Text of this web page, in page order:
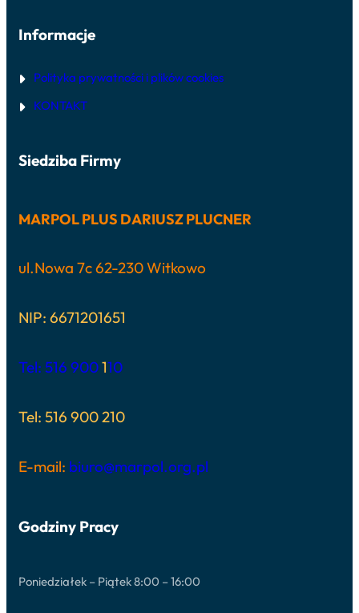
Informacje
Polityka prywatności i plików cookies
KONTAKT
Siedziba Firmy
MARPOL PLUS DARIUSZ PLUCNER
ul.Nowa 7c 62-230 Witkowo
NIP: 6671201651
Tel: 516 900110
Tel: 516 900 210
E-mail: biuro@marpol.org.pl
Godziny Pracy
Poniedziałek – Piątek 8:00 – 16:00